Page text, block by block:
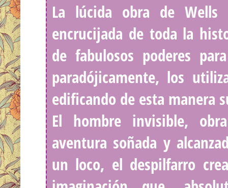
La lúcida obra de
encrucijada de toda la
de fabulosos poderes
paradójicamente, los
edificando de esta manera
El hombre invisible,
aventura soñada y
un loco, el despilfarro